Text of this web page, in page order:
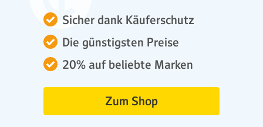
Sicher dank Käuferschutz
Die günstigsten Preise
20% auf beliebte Marken
Zum Shop